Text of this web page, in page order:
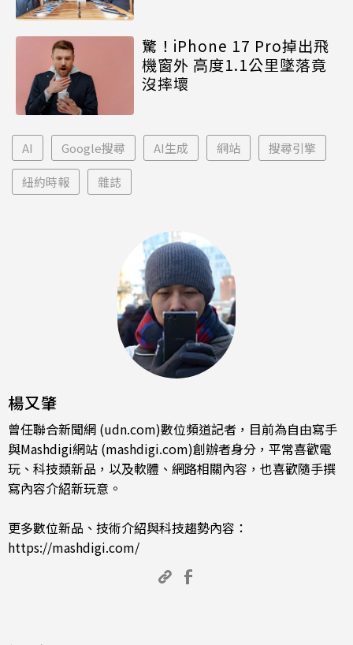
驚！iPhone 17 Pro掉出飛
機窗外 高度1.1公里墜落竟
沒摔壞
AI Google搜尋 AI生成 網站 搜尋引擎
紐約時報 雜誌
楊又肇
曾任聯合新聞網 (udn.com)數位頻道記者，目前為自由寫手
與Mashdigi網站 (mashdigi.com)創辦者身分，平常喜歡電
玩、科技類新品，以及軟體、網路相關內容，也喜歡隨手撰
寫內容介紹新玩意。
更多數位新品、技術介紹與科技趨勢內容：
https://mashdigi.com/